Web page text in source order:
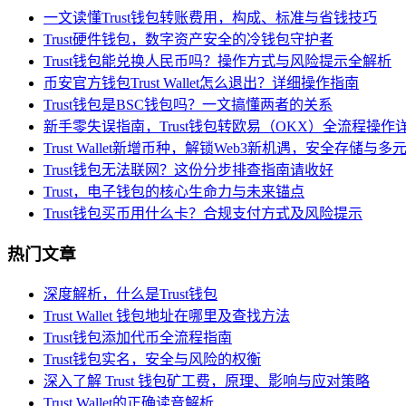
一文读懂Trust钱包转账费用，构成、标准与省钱技巧
Trust硬件钱包，数字资产安全的冷钱包守护者
Trust钱包能兑换人民币吗？操作方式与风险提示全解析
币安官方钱包Trust Wallet怎么退出？详细操作指南
Trust钱包是BSC钱包吗？一文搞懂两者的关系
新手零失误指南，Trust钱包转欧易（OKX）全流程操作
Trust Wallet新增币种，解锁Web3新机遇，安全存储与多
Trust钱包无法联网？这份分步排查指南请收好
Trust，电子钱包的核心生命力与未来锚点
Trust钱包买币用什么卡？合规支付方式及风险提示
热门文章
深度解析，什么是Trust钱包
Trust Wallet 钱包地址在哪里及查找方法
Trust钱包添加代币全流程指南
Trust钱包实名，安全与风险的权衡
深入了解 Trust 钱包矿工费，原理、影响与应对策略
Trust Wallet的正确读音解析